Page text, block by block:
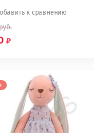
к сравнению